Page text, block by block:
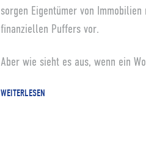
sorgen Eigentümer von
finanziellen Puffers vor.
Aber wie sieht es aus, wenn ein
WEITERLESEN